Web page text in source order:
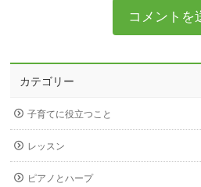
カテゴリー
子育てに役立つこと
レッスン
ピアノとハープ